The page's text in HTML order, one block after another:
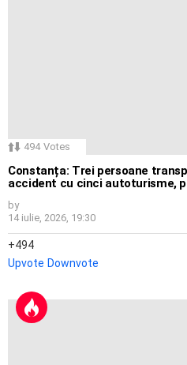
494 Votes
Constanța: Trei persoane
accident cu cinci autoturisme,
by
14 iulie, 2026, 19:30
494
Upvote Downvote